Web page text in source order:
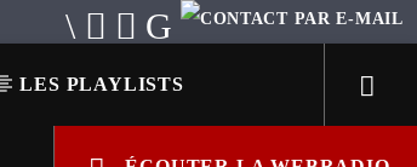
LES PLAYLISTS